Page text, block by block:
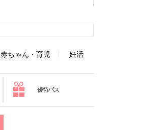
赤ちゃん・育児 妊活
優待パス